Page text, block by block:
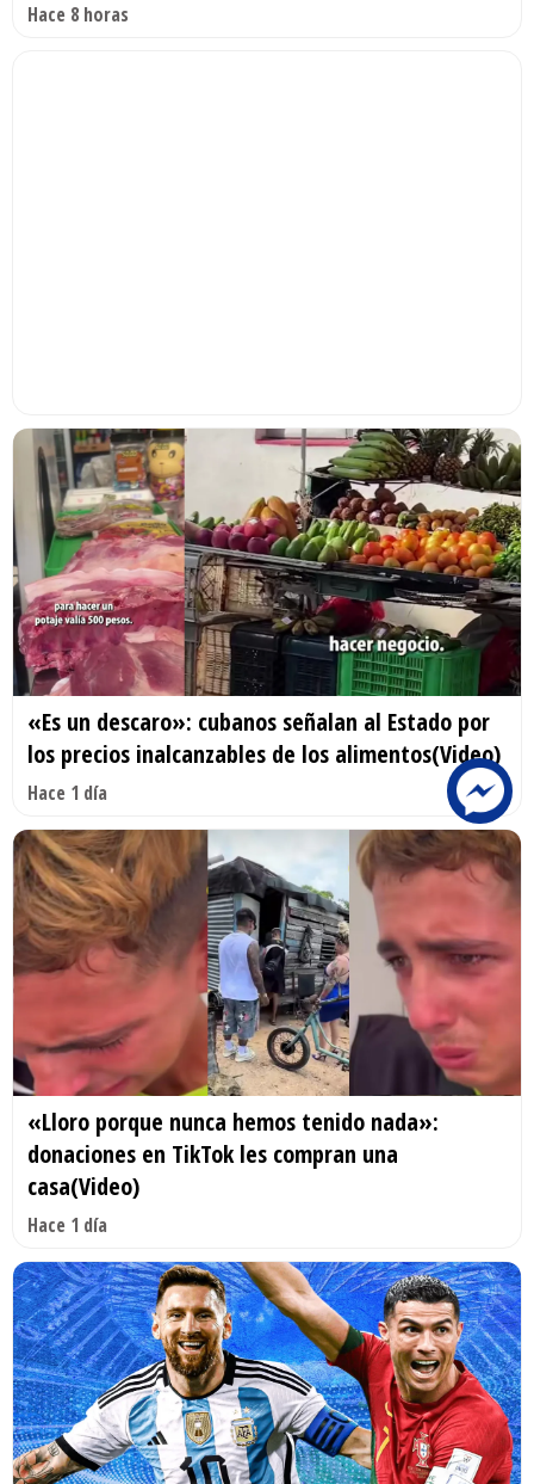
Hace 8 horas
«Es un descaro»: cubanos señalan al Estado por
los precios inalcanzables de los alimentos(Video)
Hace 1 día
«Lloro porque nunca hemos tenido nada»:
donaciones en TikTok les compran una
casa(Video)
Hace 1 día